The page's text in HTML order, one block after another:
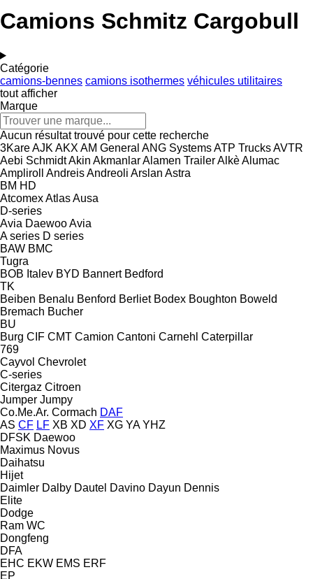
Camions Schmitz Cargobull
Catégorie
camions-bennes camions isothermes véhicules utilitaires
tout afficher
Marque
Aucun résultat trouvé pour cette recherche
3KareAJK AKX AM General ANG SystemsATP TrucksAVTR
Aebi SchmidtAkin AkmanlarAlamen TrailerAlkèAlumac
Ampliroll
AndreisAndreoli Arslan Astra
BM HD
AtcomexAtlasAusa
D-series
Avia DaewooAvia
A series D series
BAW BMC
Tugra
BOB Italev BYD Bannert Bedford
TK
Beiben Benalu Benford Berliet Bodex Boughton Boweld
Bremach Bucher
BU
Burg CIF CMT Camion Cantoni Carnehl Caterpillar
769
Cayvol Chevrolet
C-series
Citergaz Citroen
Jumper Jumpy
Co.Me.Ar. Cormach DAF
AS CF LF XB XD XF XG YA YHZ
DFSK Daewoo
Maximus Novus
Daihatsu
Hijet
Daimler Dalby Dautel Davino Dayun Dennis
Elite
Dodge
Ram WC
Dongfeng
DFA
EHC EKW EMS ERF
EP